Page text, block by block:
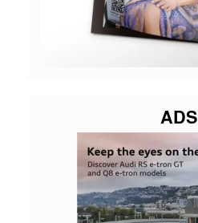
ADS